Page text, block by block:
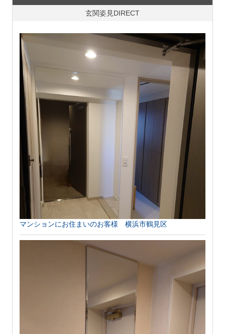
玄関姿見DIRECT
マンションにお住まいのお客様 横浜市鶴見区